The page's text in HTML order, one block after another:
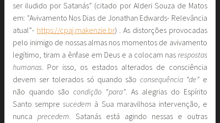
ser iludido por Satanás” (citado por Alderi Souza de Matos
em: “Avivamento Nos Dias de Jonathan Edwards- Relevância
atual”- https://cpaj.makenzie.br) . As distorções provocadas
pelo inimigo de nossas almas nos momentos de avivamento
legítimo, tiram a ênfase em Deus e a colocam nas respostas
humanas. Por isso, os estados alterados de consciência
devem ser tolerados só quando são consequência “de” e
não quando sãocondição “para”. As alegrias do Espírito
Santo sempresucedem à Sua maravilhosa intervenção, e
nuncaprecedem. Satanás está agindo nessas e outras